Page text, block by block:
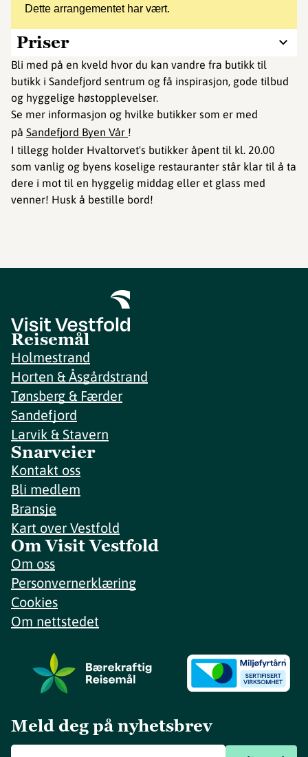
Dette arrangementet har vært.
Priser
Bli med på en kveld hvor du kan vandre fra butikk til
butikk i Sandefjord sentrum og få inspirasjon, gode tilbud
og hyggelige høstopplevelser.
Se mer informasjon og hvilke butikker som er med
på Sandefjord Byen Vår !
I tillegg holder Hvaltorvet's butikker åpent til kl. 20.00
som vanlig og byens koselige restauranter står klar til å ta
dere i mot til en hyggelig middag eller et glass med
venner! Husk å bestille bord!
Reisemål
Holmestrand
Horten & Åsgårdstrand
Tønsberg & Færder
Sandefjord
Larvik & Stavern
Snarveier
Kontakt oss
Bli medlem
Bransje
Kart over Vestfold
Om Visit Vestfold
Om oss
Personvernerklæring
Cookies
Om nettstedet
Meld deg på nyhetsbrev